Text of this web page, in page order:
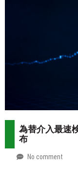
為替介入最速
布
by
No comment